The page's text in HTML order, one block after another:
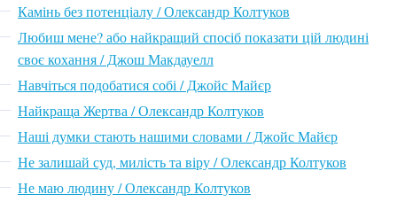
Камінь без потенціалу / Олександр Колтуков
Любиш мене? або найкращий спосіб показати цій людині
своє кохання / Джош Макдауелл
Навчіться подобатися собі / Джойс Майєр
Найкраща Жертва / Олександр Колтуков
Наші думки стають нашими словами / Джойс Майєр
Не залишай суд, милість та віру / Олександр Колтуков
Не маю людину / Олександр Колтуков